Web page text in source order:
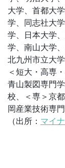
大学、首都大
学、同志社大
学、日本大学
学、南山大学
北九州市立大学
＜短大・高専
青山製図専門
校、＜専＞京
岡産業技術専
（出所： マイ